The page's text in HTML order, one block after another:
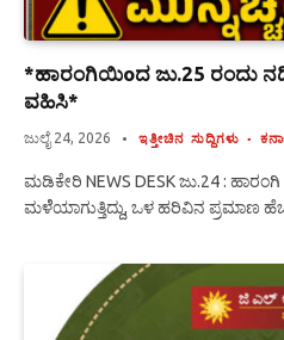
*ಹಾರಂಗಿಯಿoದ ಜು.25 ರಂದು
ವಹಿಸಿ*
ಜುಲೈ 24, 2026 ಇತ್ತೀಚಿನ ಸುದ್ದಿಗಳು
ಮಡಿಕೇರಿ NEWS DESK ಜು.24 :
ಮಳೆೆಯಾಗುತ್ತಿದ್ದು, ಒಳ ಹರಿವಿನ ಪ್ರಮಾಣ